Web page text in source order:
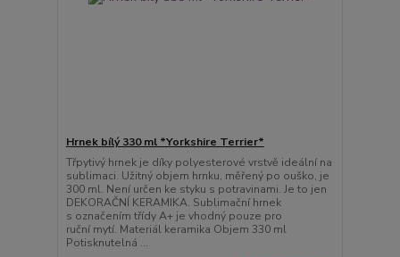
Hrnek bílý 330 ml *Yorkshire Terrier*
Třpytivý hrnek je díky polyesterové vrstvě ideální na
sublimaci. Užitný objem hrnku, měřený po ouško, je
300 ml. Není určen ke styku s potravinami. Je to jen
DEKORAČNÍ KERAMIKA. Sublimační hrnek
s označením třídy A+ je vhodný pouze pro
ruční mytí. Materiál keramika Objem 330 ml
Potisknutelná ...